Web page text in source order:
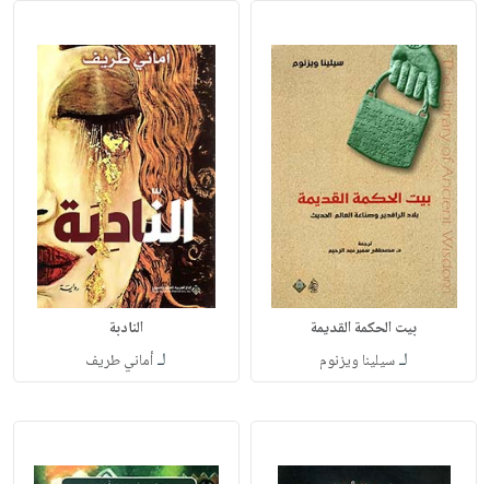
بيت الحكمة القديمة
لـسيلينا ويزنوم
النادبة
لـأماني طريف